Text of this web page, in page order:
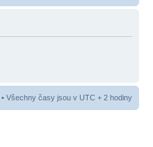
• Všechny časy jsou v UTC + 2 hodiny